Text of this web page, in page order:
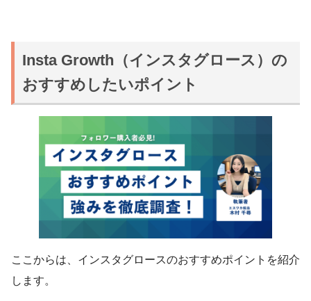
Insta Growth（インスタグロース）の
おすすめしたいポイント
ここからは、インスタグロースのおすすめポイントを紹介
します。